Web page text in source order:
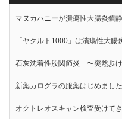
マヌカハニーが潰瘍性大腸炎鎮
「ヤクルト1000」は潰瘍性大腸
石灰沈着性股関節炎 〜突然歩
新薬カログラの服薬はじめました
オクトレオスキャン検査受けて